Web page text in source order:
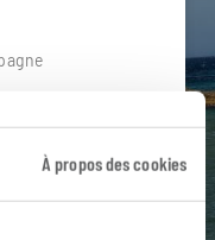
À propos des cookies
au plus